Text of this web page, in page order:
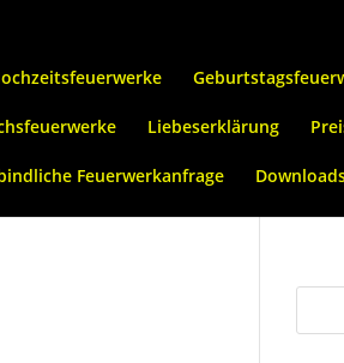
Liebeserklärung
Feuerwerkanfrage